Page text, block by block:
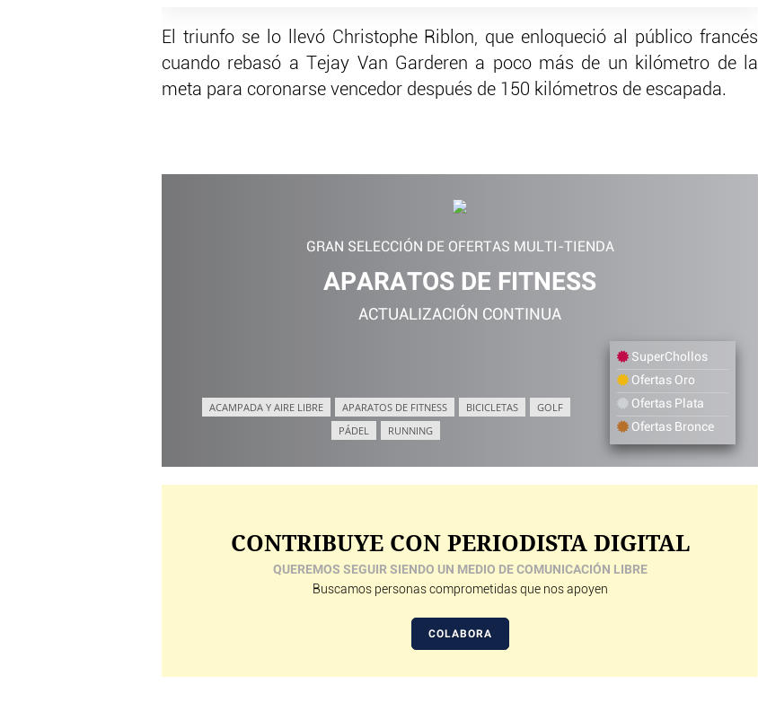
El triunfo se lo llevó Christophe Riblon, que enloqueció al público francés
cuando rebasó a Tejay Van Garderen a poco más de un kilómetro de la
meta para coronarse vencedor después de 150 kilómetros de escapada.
GRAN SELECCIÓN DE OFERTAS MULTI-TIENDA
APARATOS DE FITNESS
ACTUALIZACIÓN CONTINUA
ACAMPADA Y AIRE LIBRE APARATOS DE FITNESS BICICLETAS
GOLF
PÁDEL
RUNNING
SuperChollos
Ofertas Oro
Ofertas Plata
Ofertas Bronce
CONTRIBUYE CON PERIODISTA DIGITAL
QUEREMOS SEGUIR SIENDO UN MEDIO DE COMUNICACIÓN LIBRE
Buscamos personas comprometidas que nos apoyen
COLABORA